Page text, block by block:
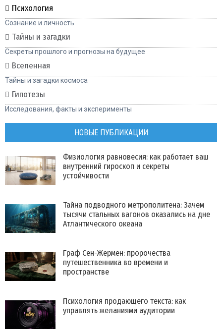
Психология
Сознание и личность
Тайны и загадки
Секреты прошлого и прогнозы на будущее
Вселенная
Тайны и загадки космоса
Гипотезы
Исследования, факты и эксперименты
НОВЫЕ ПУБЛИКАЦИИ
Физиология равновесия: как работает ваш
внутренний гироскоп и секреты
устойчивости
Тайна подводного метрополитена: Зачем
тысячи стальных вагонов оказались на дне
Атлантического океана
Граф Сен-Жермен: пророчества
путешественника во времени и
пространстве
Психология продающего текста: как
управлять желаниями аудитории